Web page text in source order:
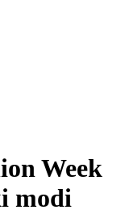
Week
modi